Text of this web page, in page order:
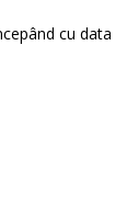
cu data